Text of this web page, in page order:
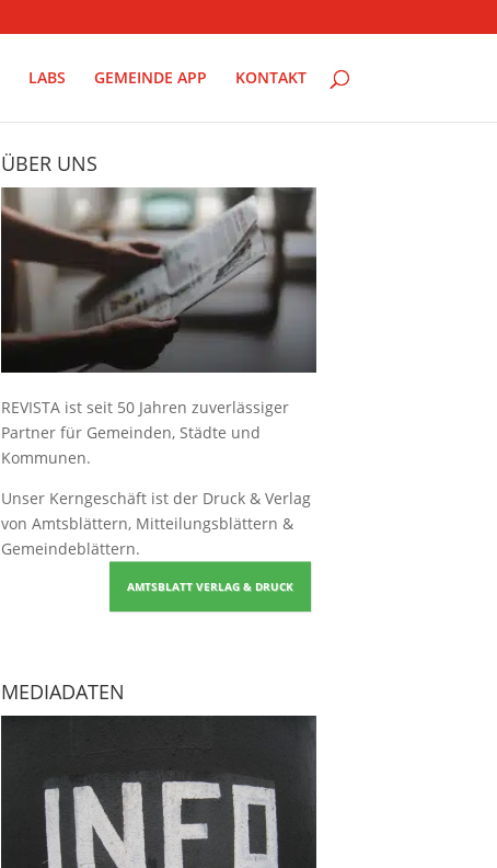
LABS GEMEINDE APP KONTAKT
ÜBER UNS
REVISTA ist seit 50 Jahren zuverlässiger
Partner für Gemeinden, Städte und
Kommunen.
Unser Kerngeschäft ist der Druck & Verlag
von Amtsblättern, Mitteilungsblättern &
Gemeindeblättern.
AMTSBLATT VERLAG & DRUCK
MEDIADATEN